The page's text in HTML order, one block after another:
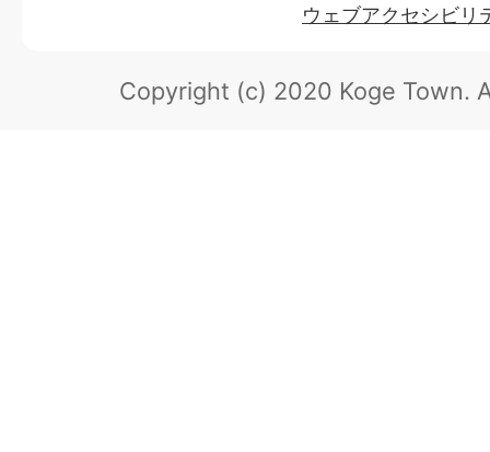
ウェブアクセシビリ
Copyright (c) 2020 Koge Town.